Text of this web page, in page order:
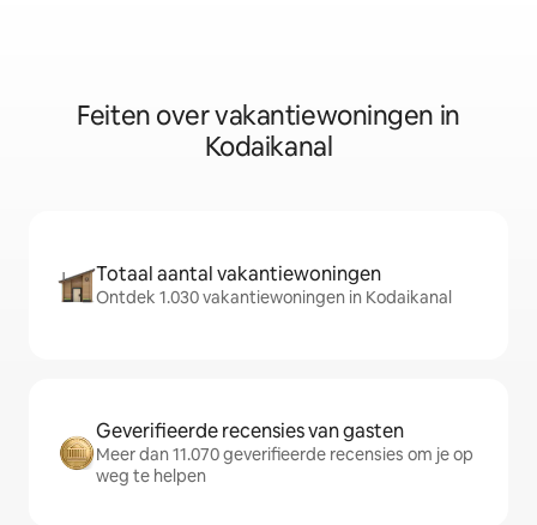
Feiten over vakantiewoningen in
Kodaikanal
Totaal aantal vakantiewoningen
Ontdek 1.030 vakantiewoningen in Kodaikanal
Geverifieerde recensies van gasten
Meer dan 11.070 geverifieerde recensies om je op
weg te helpen